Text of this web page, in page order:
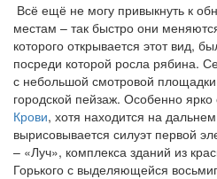
Всё ещё не могу привыкнуть к
местам – так быстро они
которого открывается этот вид,
посреди которой росла рябина.
с небольшой смотровой площадки
городской пейзаж. Особенно ярко
Крови, хотя находится на
вырисовывается силуэт первой
– «Луч», комплекса зданий из
Горького с выделяющейся